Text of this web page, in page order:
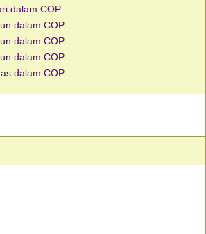
dalam COP
dalam COP
dalam COP
dalam COP
dalam COP